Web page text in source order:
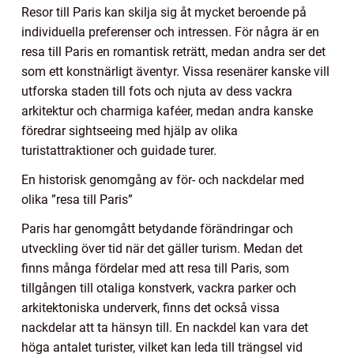
Resor till Paris kan skilja sig åt mycket beroende på
individuella preferenser och intressen. För några är en
resa till Paris en romantisk reträtt, medan andra ser det
som ett konstnärligt äventyr. Vissa resenärer kanske vill
utforska staden till fots och njuta av dess vackra
arkitektur och charmiga kaféer, medan andra kanske
föredrar sightseeing med hjälp av olika
turistattraktioner och guidade turer.
En historisk genomgång av för- och nackdelar med
olika ”resa till Paris”
Paris har genomgått betydande förändringar och
utveckling över tid när det gäller turism. Medan det
finns många fördelar med att resa till Paris, som
tillgången till otaliga konstverk, vackra parker och
arkitektoniska underverk, finns det också vissa
nackdelar att ta hänsyn till. En nackdel kan vara det
höga antalet turister, vilket kan leda till trängsel vid